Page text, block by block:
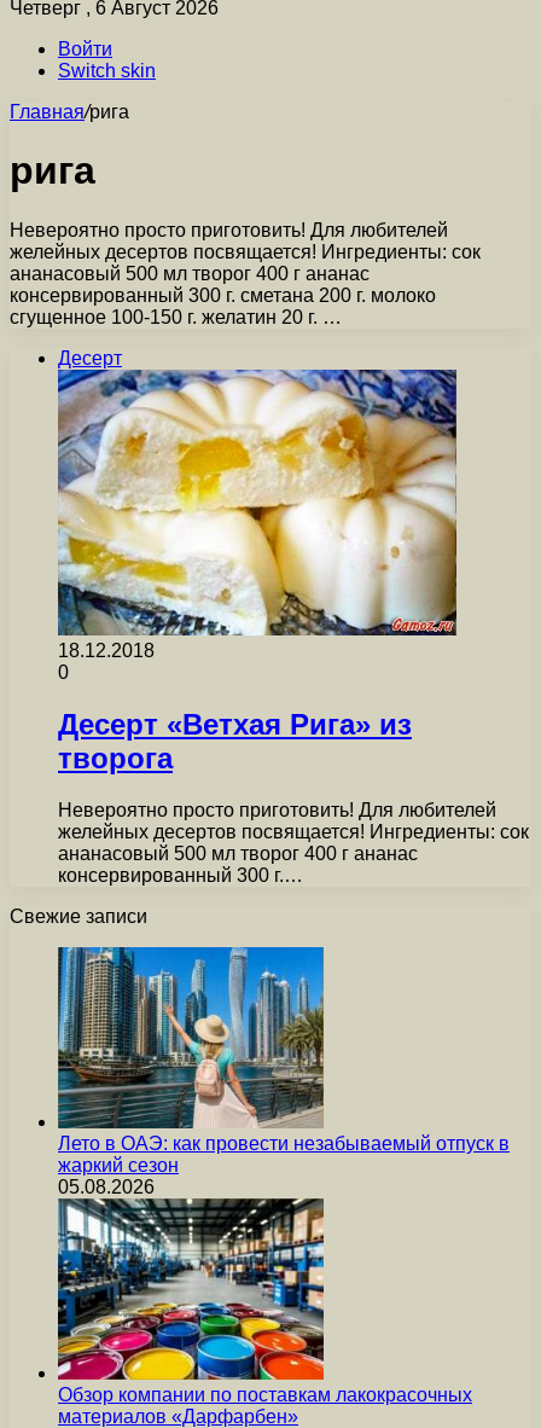
Четверг , 6 Август 2026
Войти
Switch skin
Главная/рига
рига
Невероятно просто приготовить! Для любителей
желейных десертов посвящается! Ингредиенты: сок
ананасовый 500 мл творог 400 г ананас
консервированный 300 г. сметана 200 г. молоко
сгущенное 100-150 г. желатин 20 г. …
Десерт
18.12.2018
0
Десерт «Ветхая Рига» из
творога
Невероятно просто приготовить! Для любителей
желейных десертов посвящается! Ингредиенты: сок
ананасовый 500 мл творог 400 г ананас
консервированный 300 г.…
Свежие записи
Лето в ОАЭ: как провести незабываемый отпуск в
жаркий сезон
05.08.2026
Обзор компании по поставкам лакокрасочных
материалов «Дарфарбен»